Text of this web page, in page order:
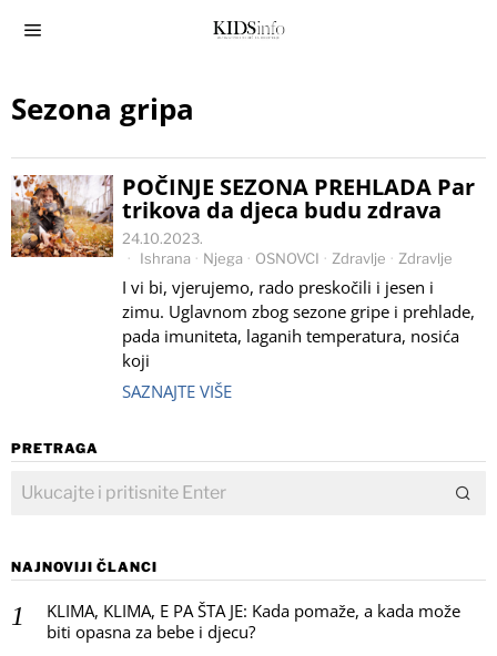
Sezona gripa
POČINJE SEZONA PREHLADA Par
trikova da djeca budu zdrava
24.10.2023.
Ishrana · Njega · OSNOVCI · Zdravlje · Zdravlje
I vi bi, vjerujemo, rado preskočili i jesen i
zimu. Uglavnom zbog sezone gripe i prehlade,
pada imuniteta, laganih temperatura, nosića
koji
SAZNAJTE VIŠE
PRETRAGA
NAJNOVIJI ČLANCI
KLIMA, KLIMA, E PA ŠTA JE: Kada pomaže, a kada može
biti opasna za bebe i djecu?